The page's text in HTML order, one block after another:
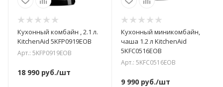
Кухонный комбайн , 2.1 л.
KitchenAid 5KFP0919EOB
Арт.: 5KFP0919EOB
18 990 руб./шт
Кухонный миникомбайн,
чаша 1.2 л KitchenAid
5KFC0516EOB
Арт.: 5KFC0516EOB
9 990руб./шт